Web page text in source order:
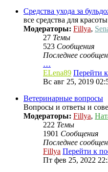
Средства ухода за
все средства для
Модераторы: Fillya,
27 Темы
523 Сообщения
Последнее
…
ELena89 Перейти
Вс авг 25, 2019
Ветеринарные вопросы
Вопросы и ответы и
Модераторы: Fillya,
222 Темы
1901 Сообщения
Последнее
Fillya Перейти к
Пт фев 25, 2022